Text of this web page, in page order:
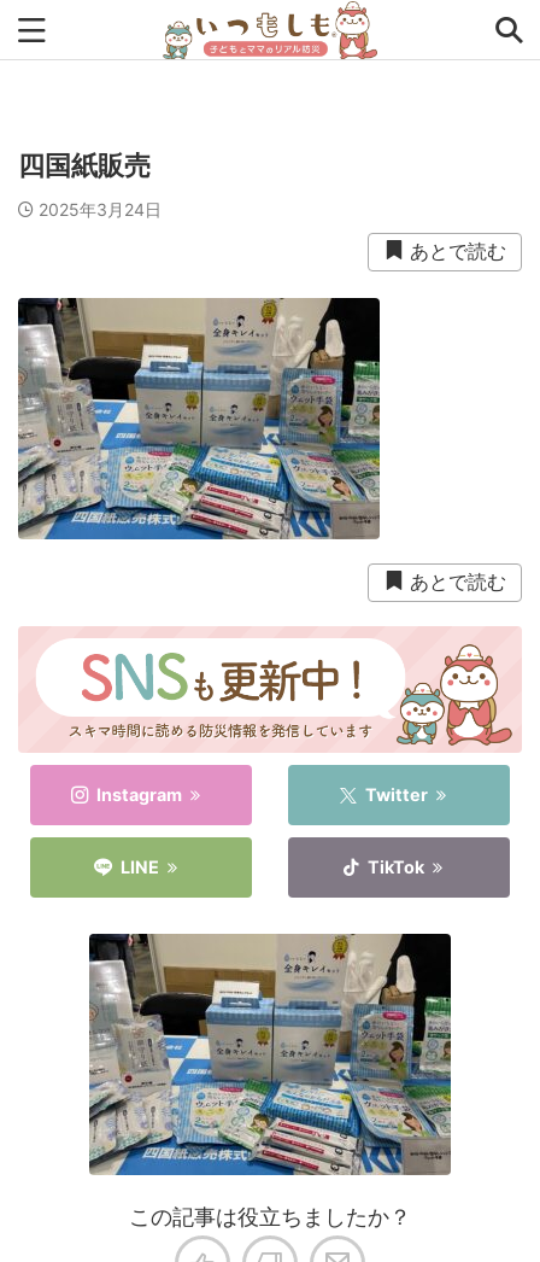
チェックリスト
ローリングストック 主食 事前対策
停電 備蓄 収納 台風 在宅避難
夏 外出中 外出先 小学生 幼児
暮らし方 検証 特別企画 生理
防災グッズ
防災ポーチ 防災学習 非常持出袋 非常食
食事
四国紙販売
2025年3月24日
あとで読む
あとで読む
Instagram Twitter
LINE TikTok
この記事は役立ちましたか？